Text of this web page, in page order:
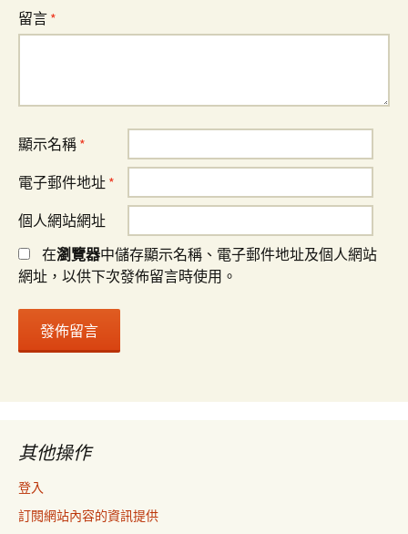
留言 *
顯示名稱 *
電子郵件地址 *
個人網站網址
在瀏覽器中儲存顯示名稱、電子郵件地址及個人網站
網址，以供下次發佈留言時使用。
其他操作
登入
訂閱網站內容的資訊提供